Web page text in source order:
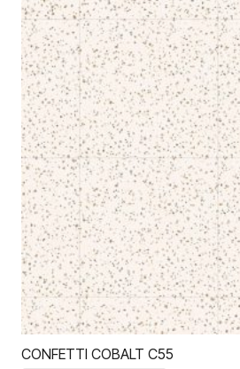
CONFETTI COBALT C55